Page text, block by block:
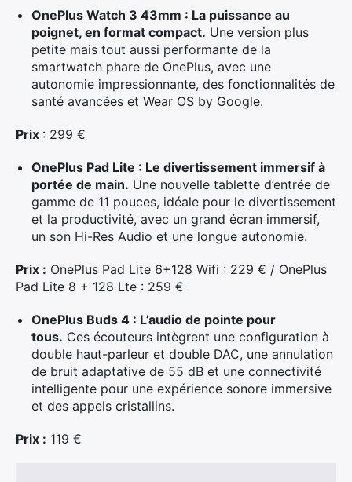
OnePlus Watch 3 43mm : La puissance au
poignet, en format compact. Une version plus
petite mais tout aussi performante de la
smartwatch phare de OnePlus, avec une
autonomie impressionnante, des fonctionnalités de
santé avancées et Wear OS by Google.
Prix : 299 €
OnePlus Pad Lite : Le divertissement immersif à
portée de main. Une nouvelle tablette d’entrée de
gamme de 11 pouces, idéale pour le divertissement
et la productivité, avec un grand écran immersif,
un son Hi-Res Audio et une longue autonomie.
Prix : OnePlus Pad Lite 6+128 Wifi : 229 € / OnePlus
Pad Lite 8 + 128 Lte : 259 €
OnePlus Buds 4 : L’audio de pointe pour
tous. Ces écouteurs intègrent une configuration à
double haut-parleur et double DAC, une annulation
de bruit adaptative de 55 dB et une connectivité
intelligente pour une expérience sonore immersive
et des appels cristallins.
Prix : 119 €